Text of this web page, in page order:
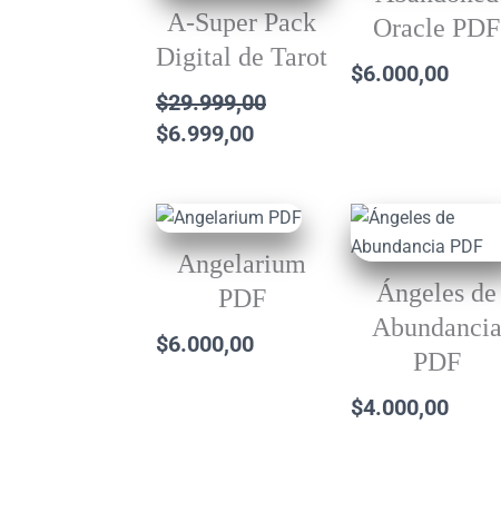
A-Super Pack
Digital de Tarot
$29.999,00
$6.999,00
Oracle PDF
$6.000,00
Angelarium
PDF
$6.000,00
Ángeles de
Abundancia
PDF
$4.000,00